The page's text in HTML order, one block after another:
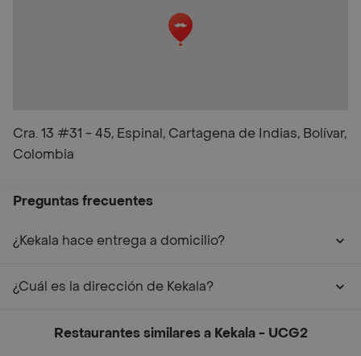
Cra. 13 #31 - 45, Espinal, Cartagena de Indias, Bolívar,
Colombia
Preguntas frecuentes
¿Kekala hace entrega a domicilio?
¿Cuál es la dirección de Kekala?
Restaurantes similares a Kekala - UCG2